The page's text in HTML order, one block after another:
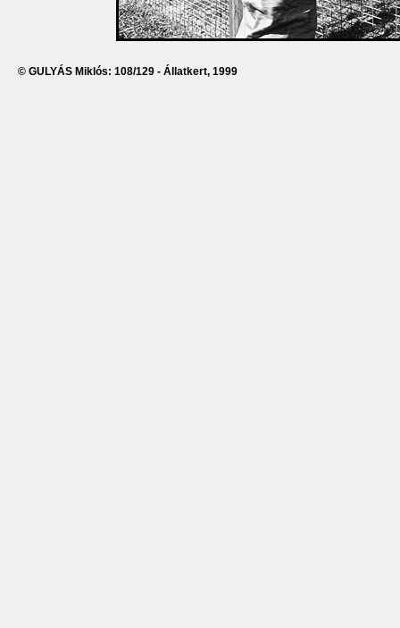
© GULYÁS Miklós: 108/129 - Állatkert, 1999